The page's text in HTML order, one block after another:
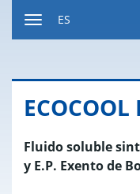
navegación
ES
ECO­COOL
Fluido soluble
y E.P. Exento de